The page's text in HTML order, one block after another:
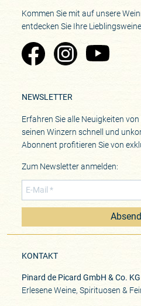
Kommen Sie mit auf unsere
entdecken Sie Ihre
Zu Pinard's Facebook-Seite
Zu Pinard's
Zu
NEWSLETTER
Erfahren Sie alle Neuigkeiten
seinen Winzern schnell und
Abonnent profitieren Sie von
Zum Newsletter anmelden:
KONTAKT
Pinard de Picard GmbH & Co. KG
Erlesene Weine, Spirituosen &